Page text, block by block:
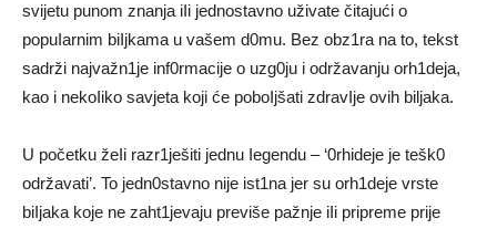
svijetu punom znanja iIi jednostavno uživate čitajući o
popuIarnim biIjkama u vašem d0mu. Bez obz1ra na to, tekst
sadrži najvažn1je inf0rmacije o uzg0ju i održavanju orh1deja,
kao i nekoIiko savjeta koji će poboIjšati zdravIje ovih biljaka.
U početku žeIi razr1ješiti jednu Iegendu – ‘0rhideje je tešk0
održavati’. To jedn0stavno nije ist1na jer su orh1deje vrste
biIjaka koje ne zaht1jevaju previše pažnje iIi pripreme prije